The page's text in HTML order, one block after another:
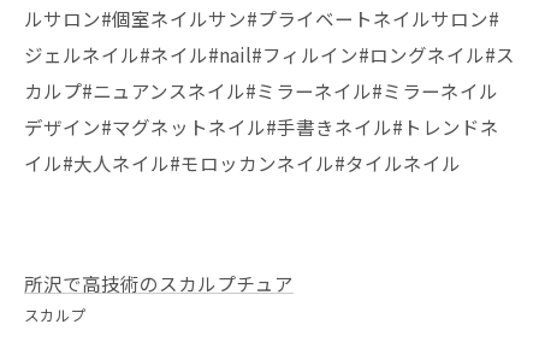
ルサロン#個室ネイルサン#プライベートネイルサロン#
ジェルネイル#ネイル#nail#フィルイン#ロングネイル#ス
カルプ#ニュアンスネイル#ミラーネイル#ミラーネイル
デザイン#マグネットネイル#手書きネイル#トレンドネ
イル#大人ネイル#モロッカンネイル#タイルネイル
所沢で高技術のスカルプチュア
スカルプ